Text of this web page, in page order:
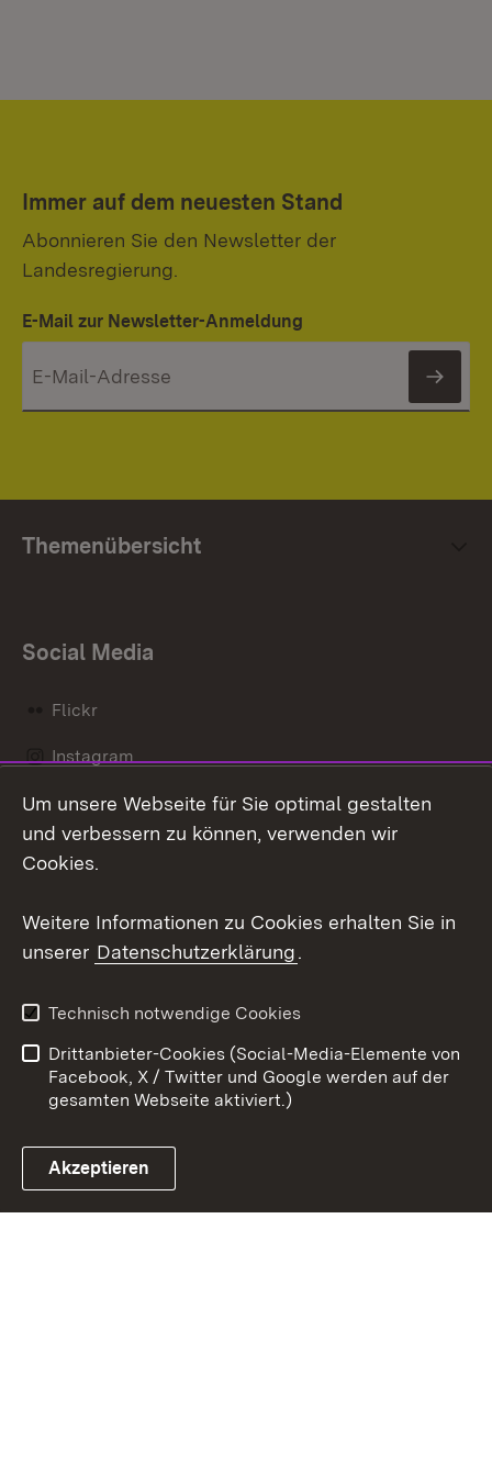
Immer auf dem neuesten Stand
Abonnieren Sie den Newsletter der
Landesregierung.
E-Mail zur Newsletter-Anmeldung
Themenübersicht
Social Media
Flickr
Instagram
Social Wall
Link zum Landesportal
Barrierefreiheit
Benutzungshinweise
Impressum
Cookies
Um unsere Webseite für Sie optimal gestalten
und verbessern zu können, verwenden wir
Cookies.
Weitere Informationen zu Cookies erhalten Sie in
unserer Datenschutzerklärung.
Technisch notwendige Cookies
Drittanbieter-Cookies (Social-Media-Elemente von
Facebook, X / Twitter und Google werden auf der
gesamten Webseite aktiviert.)
Akzeptieren